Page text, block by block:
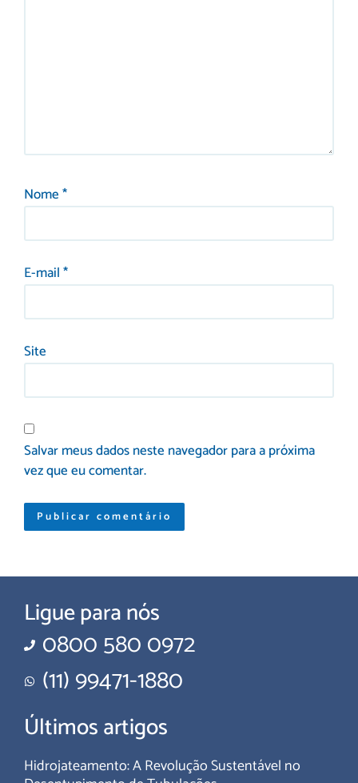
Nome*
E-mail*
Site
Salvar meus dados neste navegador para a próxima
vez que eu comentar.
Ligue para nós
0800 580 0972
(11) 99471-1880
Últimos artigos
Hidrojateamento: A Revolução Sustentável no